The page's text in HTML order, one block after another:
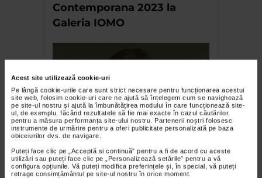
Acest site utilizează cookie-uri
Pe lângă cookie-urile care sunt strict necesare pentru funcționarea acestui
site web, folosim cookie-uri care ne ajută să înțelegem cum se navighează
pe site-ul nostru și ajută la îmbunătățirea modului în care funcționează site-
ul, de exemplu, făcând rezultatele să fie mai exacte în cazul căutărilor,
pentru a măsura performanța site-ului nostru. Partenerii noștri folosesc
instrumente de urmărire pentru a oferi publicitate personalizată pe baza
obiceiurilor dvs. de navigare.
Puteți face clic pe „Acceptă si continuă” pentru a fi de acord cu aceste
utilizări sau puteți face clic pe „Personalizează setările” pentru a vă
configura opțiunile. Vă puteți modifica preferințele și, în special, vă puteți
retrage consimțământul pe site-ul nostru în orice moment.
Contemporana 2023 la
Galeria IOMO
Toata faptura sa laude pe
Domnul – expozitie